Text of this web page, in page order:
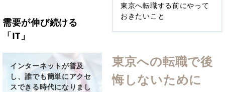
需要が伸び続ける
「IT」
インターネットが普及
し、誰でも簡単にアクセ
スできる時代になりまし
東京へ転職する前にやって
おきたいこと
東京への転職で後
悔しないために